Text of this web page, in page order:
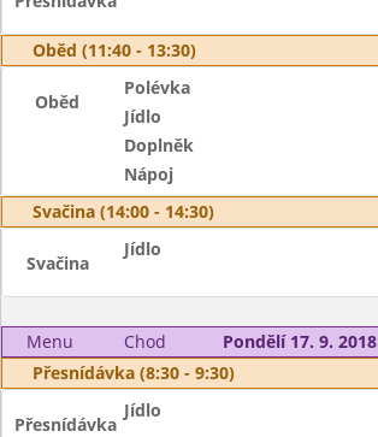
Oběd (11:40 - 13:30)
Oběd
Polévka
Jídlo
Doplněk
Nápoj
Svačina (14:00 - 14:30)
Svačina
Jídlo
Menu Chod
Pondělí 17. 9. 2018
Přesnídávka (8:30 - 9:30)
Přesnídávka
Jídlo